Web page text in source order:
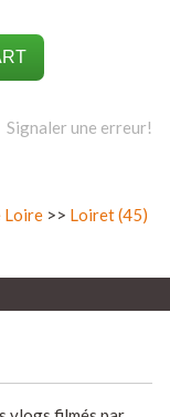
Signaler une erreur!
Loire >> Loiret (45)